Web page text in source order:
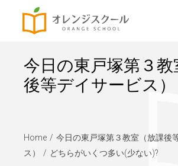
今日の東戸塚第３教
後等デイサービス）
Home
今日の東戸塚第３教室（放課後
ス）
どちらがいくつ多い(少ない)?